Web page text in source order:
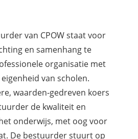
van CPOW staat voor
en samenhang te
organisatie met
van scholen.
waarden‑gedreven koers
de kwaliteit en
onderwijs, met oog voor
De bestuurder stuurt op